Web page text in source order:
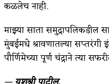
कळलेच नाही.
माझ्या साता समुद्रापलिकडील
मुंबईमधे श्रावणातल्या सप्तरंगी
पौर्णिमेच्या पूर्ण चंद्राने त्या